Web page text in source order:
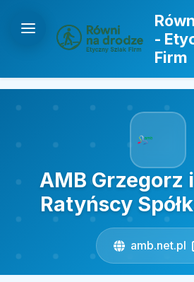
-
Firm
AMB Grzegorz
Ratyńscy
amb.net.pl